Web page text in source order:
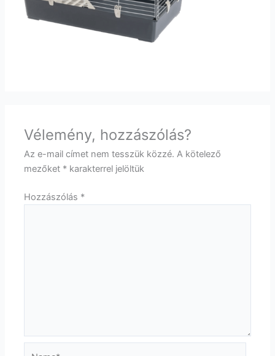
Vélemény, hozzászólás?
Az e-mail címet nem tesszük közzé. A kötelező
mezőket * karakterrel jelöltük
Hozzászólás *